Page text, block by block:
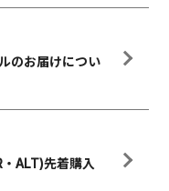
のお届けについ
ALT)先着購入